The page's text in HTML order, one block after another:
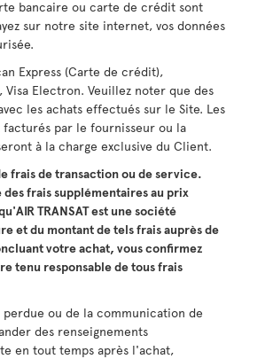
bancaire ou carte de crédit sont
sur notre site internet, vos données
Express (Carte de crédit),
Electron. Veuillez noter que des
les achats effectués sur le Site. Les
par le fournisseur ou la
à la charge exclusive du Client.
frais de transaction ou de service.
frais supplémentaires au prix
TRANSAT est une société
et du montant de tels frais auprès de
votre achat, vous confirmez
tenu responsable de tous frais
ou de la communication de
des renseignements
en tout temps après l'achat,